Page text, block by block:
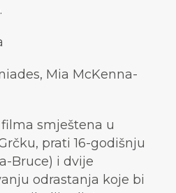
Mia McKenna-
smještena u
prati 16-godišnju
Bruce) i dvije
odrastanja koje bi